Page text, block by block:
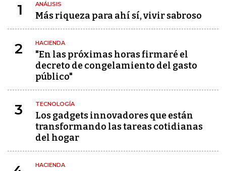
1 ANÁLISIS
Más riqueza para ahí sí, vivir sabroso
2 HACIENDA
"En las próximas horas firmaré el
decreto de congelamiento del gasto
público"
3 TECNOLOGÍA
Los gadgets innovadores que están
transformando las tareas cotidianas
del hogar
HACIENDA